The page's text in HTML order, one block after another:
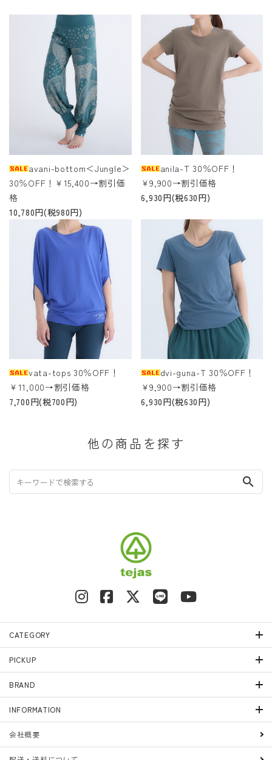
avani-bottom＜Jungle＞
30％OFF！￥15,400→割引価
格
10,780円(税980円)
anila-T 30％OFF！
￥9,900→割引価格
6,930円(税630円)
vata-tops 30％OFF！
￥11,000→割引価格
7,700円(税700円)
dvi-guna-T 30％OFF！
￥9,900→割引価格
6,930円(税630円)
他の商品を探す
search
CATEGORY
PICKUP
BRAND
INFORMATION
会社概要